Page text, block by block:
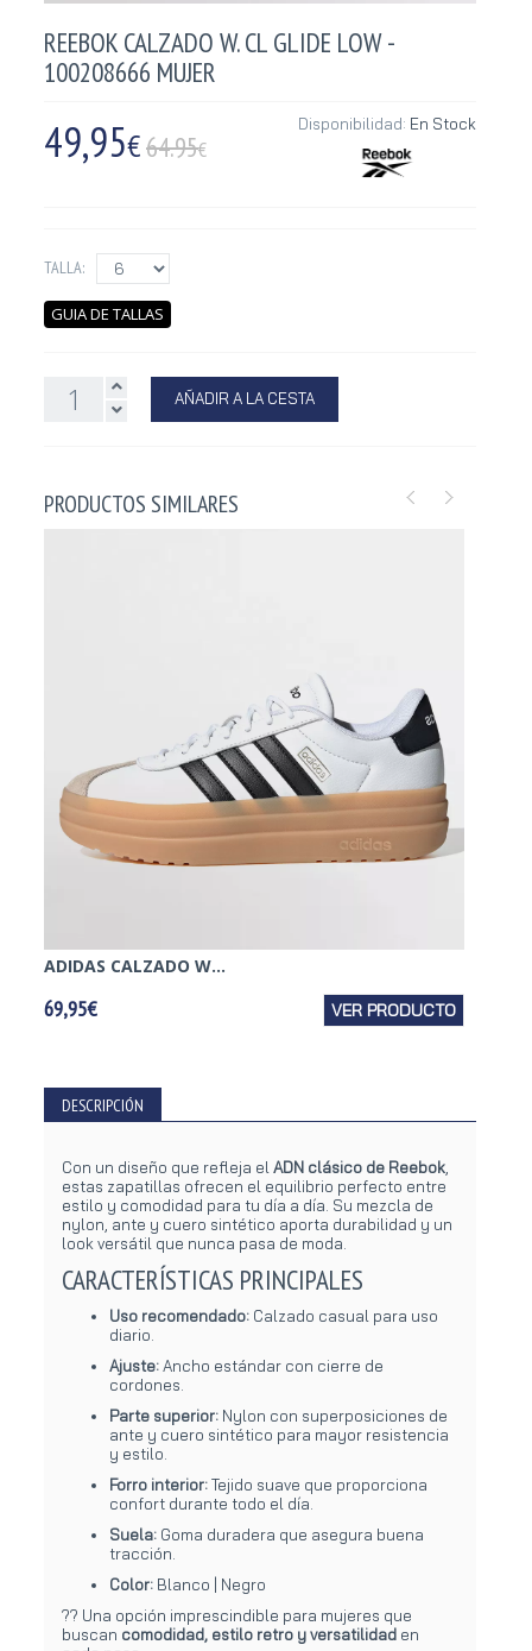
REEBOK CALZADO W. CL GLIDE LOW -
100208666 MUJER
49,95€64.95€
Disponibilidad: En Stock
TALLA:
GUIA DE TALLAS
AÑADIR A LA CESTA
PRODUCTOS SIMILARES
ADIDAS CALZADO W...
69,95€ VER PRODUCTO
DESCRIPCIÓN
Con un diseño que refleja el ADN clásico de Reebok
estas zapatillas ofrecen el equilibrio perfecto entre
estilo y comodidad para tu día a día. Su mezcla de
nylon, ante y cuero sintético aporta durabilidad y un
look versátil que nunca pasa de moda.
CARACTERÍSTICAS PRINCIPALES
Uso recomendado: Calzado casual para uso
diario.
Ajuste:Ancho estándar con cierre de
cordones.
Parte superior: Nylon con superposiciones de
ante y cuero sintético para mayor resistencia
y estilo.
Forro interior:Tejido suave que proporciona
confort durante todo el día.
Suela: Goma duradera que asegura buena
tracción.
Color: Blanco | Negro
?? Una opción imprescindible para mujeres que
buscan comodidad, estilo retro y versatilidad en